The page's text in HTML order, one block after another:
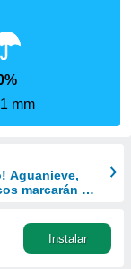
mm
Aguanieve,
marcarán el
Instalar